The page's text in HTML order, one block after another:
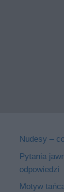
Nudesy –
Pytania
odpowiedzi
Motyw